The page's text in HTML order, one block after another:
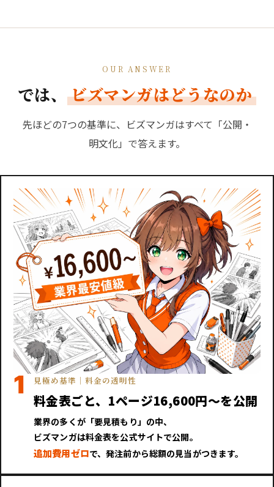
OUR ANSWER
では、ビズマンガはどうなのか
先ほどの7つの基準に、ビズマンガはすべて「公開・
明文化」で答えます。
1 見極め基準｜料金の透明性
料金表ごと、1ページ16,600円〜を公開
業界の多くが「要見積もり」の中、
ビズマンガは料金表を公式サイトで公開。
追加費用ゼロで、発注前から総額の見当がつきます。